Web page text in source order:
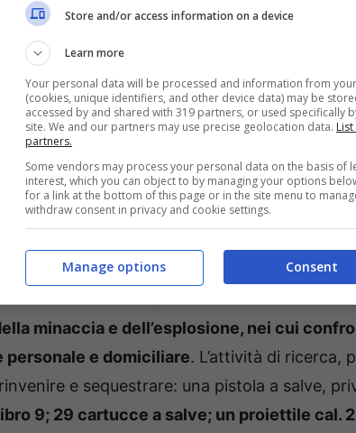
scorso
, allorquando i Carabinieri, su
in quel centro, dove, un uomo, giunto a
dei giovani minorenni, per poi esplodere
militari della Stazione Carabinieri di
minaccia e dell’esplosione, nei cui
personale e domiciliare. L’attività di ricerca,
e sequestrare: una pistola a salve,
9; 29 cartucce a salve; un proiettile cal.
Store and/or access information on a device
Learn more
Your personal data will be processed and information from
(cookies, unique identifiers, and other device data) may be
accessed by and shared with 319 partners, or used specifically
site. We and our partners may use precise geolocation data.
partners.
Some vendors may process your personal data on the basis of
interest, which you can object to by managing your options
for a link at the bottom of this page or in the site menu to
withdraw consent in privacy and cookie settings.
Consent
Manage options